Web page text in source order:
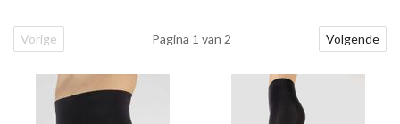
Vorige Pagina 1 van 2 Volgende